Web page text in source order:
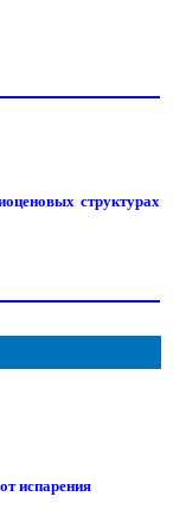
структурах
испарения